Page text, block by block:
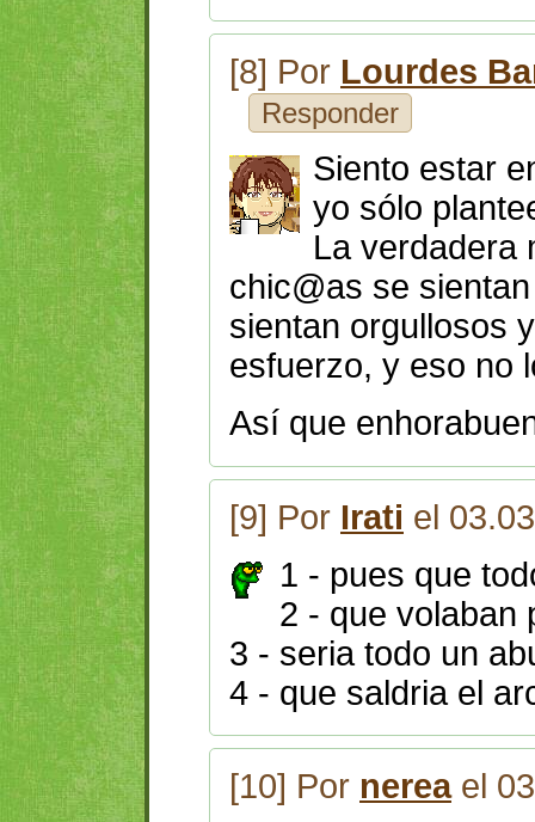
[8] Por Lourdes
Responder
Siento estar
yo sólo
La verdadera
chic@as se
sientan orgullosos
esfuerzo, y eso no
Así que
[9] Por Irati el
1 - pues que
2 - que volaban
3 - seria todo un
4 - que saldria el
[10] Por nereael